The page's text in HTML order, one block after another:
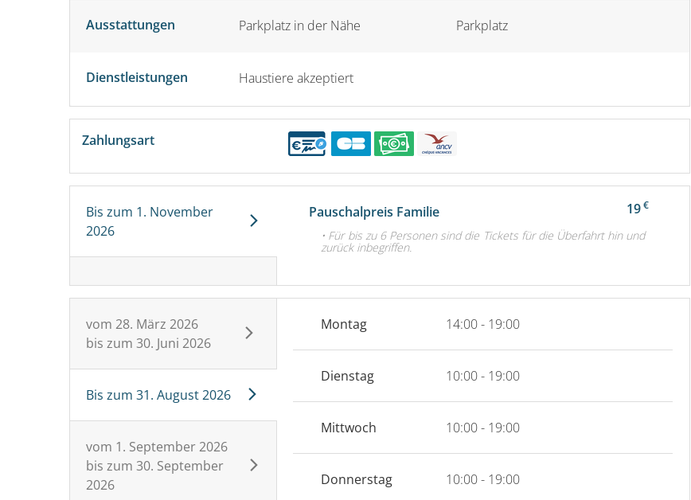
Ausstattungen Parkplatz in der Nähe Parkplatz
Dienstleistungen Haustiere akzeptiert
Zahlungsart
Bis zum 1. November
2026
Pauschalpreis Familie 19€
• Für bis zu 6 Personen sind die Tickets für die Überfahrt hin und
zurück inbegriffen.
vom 28. März 2026
bis zum 30. Juni 2026
Bis zum 31. August 2026
vom 1. September 2026
bis zum 30. September
2026
Montag 14:00 - 19:00
Dienstag 10:00 - 19:00
Mittwoch 10:00 - 19:00
Donnerstag 10:00 - 19:00